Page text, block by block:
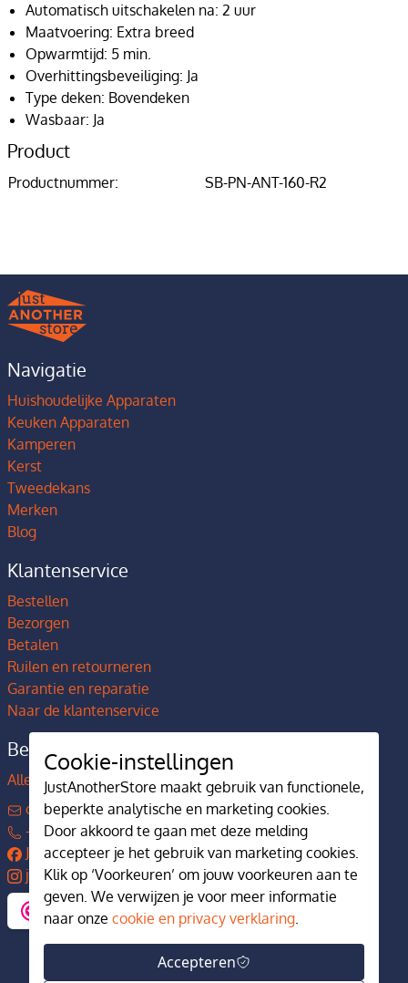
Automatisch uitschakelen na: 2 uur
Maatvoering: Extra breed
Opwarmtijd: 5 min.
Overhittingsbeveiliging: Ja
Type deken: Bovendeken
Wasbaar: Ja
Product
Productnummer: SB-PN-ANT-160-R2
Navigatie
Huishoudelijke Apparaten
Keuken Apparaten
Kamperen
Kerst
Tweedekans
Merken
Blog
Klantenservice
Bestellen
Bezorgen
Betalen
Ruilen en retourneren
Garantie en reparatie
Naar de klantenservice
Bedrijfsgegevens
Alles over JustAnotherStore
contact@justanotherstore.nl
+31 73 644 7405
JustAnotherStore
justanotherstore.nl
Cookie-instellingen
JustAnotherStore maakt gebruik van functionele,
beperkte analytische en marketing cookies.
Door akkoord te gaan met deze melding
accepteer je het gebruik van marketing cookies.
Klik op ‘Voorkeuren’ om jouw voorkeuren aan te
geven. We verwijzen je voor meer informatie
naar onze cookie en privacy verklaring.
Accepteren